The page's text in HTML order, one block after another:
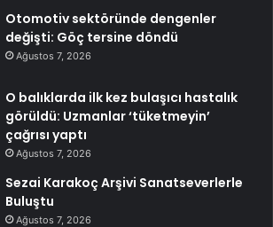
Otomotiv sektöründe dengenler
değişti: Göç tersine döndü
Ağustos 7, 2026
O balıklarda ilk kez bulaşıcı hastalık
görüldü: Uzmanlar ‘tüketmeyin’
çağrısı yaptı
Ağustos 7, 2026
Sezai Karakoç Arşivi Sanatseverlerle
Buluştu
Ağustos 7, 2026